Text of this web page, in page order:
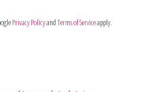
Privacy PolicyandTerms of Serviceapply.